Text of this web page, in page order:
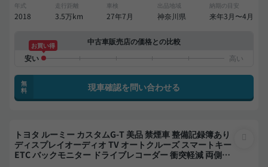
年式
2018
走行距離
3.5万km
車検
27年7月
出品地域
神奈川県
納期の目安
来年3月〜4月
中古車販売店の価格との比較
お買い得
無
料
現車確認を問い合わせる
トヨタ ルーミー カスタムG-T 美品 禁煙車 整備記録簿あり
ディスプレイオーディオ TV オートクルーズ スマートキー
ETC バックモニター ドライブレコーダー 衝突軽減 両側電